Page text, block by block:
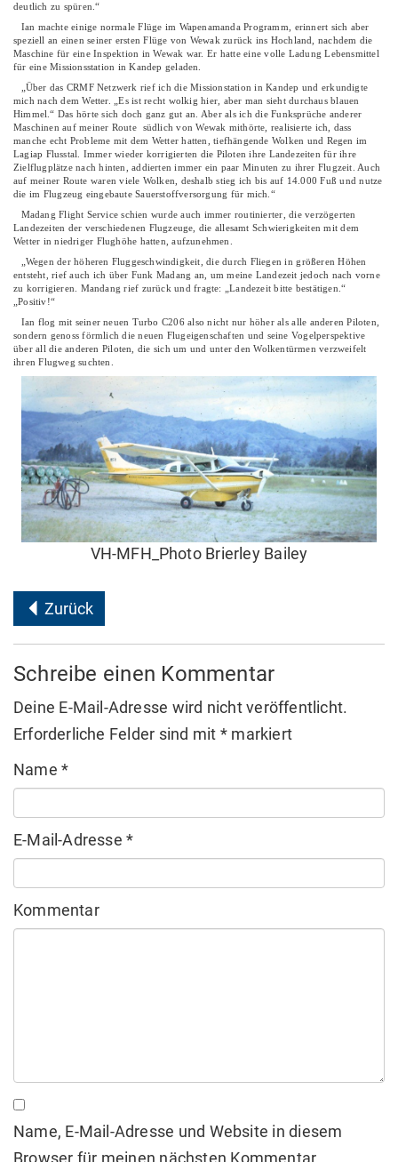
deutlich zu spüren.“
Ian machte einige normale Flüge im Wapenamanda Programm, erinnert sich aber
speziell an einen seiner ersten Flüge von Wewak zurück ins Hochland, nachdem die
Maschine für eine Inspektion in Wewak war. Er hatte eine volle Ladung Lebensmittel
für eine Missionsstation in Kandep geladen.
„Über das CRMF Netzwerk rief ich die Missionstation in Kandep und erkundigte
mich nach dem Wetter. „Es ist recht wolkig hier, aber man sieht durchaus blauen
Himmel.“ Das hörte sich doch ganz gut an. Aber als ich die Funksprüche anderer
Maschinen auf meiner Route südlich von Wewak mithörte, realisierte ich, dass
manche echt Probleme mit dem Wetter hatten, tiefhängende Wolken und Regen im
Lagiap Flusstal. Immer wieder korrigierten die Piloten ihre Landezeiten für ihre
Zielflugplätze nach hinten, addierten immer ein paar Minuten zu ihrer Flugzeit. Auch
auf meiner Route waren viele Wolken, deshalb stieg ich bis auf 14.000 Fuß und nutze
die im Flugzeug eingebaute Sauerstoffversorgung für mich.“
Madang Flight Service schien wurde auch immer routinierter, die verzögerten
Landezeiten der verschiedenen Flugzeuge, die allesamt Schwierigkeiten mit dem
Wetter in niedriger Flughöhe hatten, aufzunehmen.
„Wegen der höheren Fluggeschwindigkeit, die durch Fliegen in größeren Höhen
entsteht, rief auch ich über Funk Madang an, um meine Landezeit jedoch nach vorne
zu korrigieren. Mandang rief zurück und fragte: „Landezeit bitte bestätigen.“
„Positiv!“
Ian flog mit seiner neuen Turbo C206 also nicht nur höher als alle anderen Piloten,
sondern genoss förmlich die neuen Flugeigenschaften und seine Vogelperspektive
über all die anderen Piloten, die sich um und unter den Wolkentürmen verzweifelt
ihren Flugweg suchten.
VH-MFH_Photo Brierley Bailey
Zurück
Schreibe einen Kommentar
Deine E-Mail-Adresse wird nicht veröffentlicht.
Erforderliche Felder sind mit * markiert
Name*
E-Mail-Adresse*
Kommentar
Name, E-Mail-Adresse und Website in diesem
Browser für meinen nächsten Kommentar